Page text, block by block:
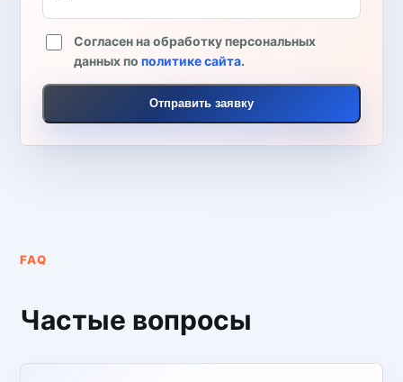
Согласен на обработку персональных
данных пополитике сайта.
Отправить заявку
FAQ
Частые вопросы